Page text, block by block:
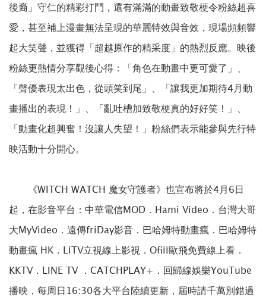
後裔」守仁的精彩打鬥，還有滿滿的動畫致敬梗令粉絲超喜
愛，甚至補上漫畫無法呈現的華麗特效與音效，現場頻頻響
起大笑聲，並獲得「超越原作的精采度」的熱烈反應。映後
粉絲更熱情分享觀後心得：「角色在動畫中更可愛了」、
「聲優表現太出色，從頭笑到尾」、「讓我更加期待4月動
畫播出的表現！」、「亂吐槽加致敬梗真的好好笑！」、
「動畫化超興奮！沒讓人失望！」粉絲們表示能參與先行特
映活動十分開心。
《WITCH WATCH 魔女守護者》也宣布將於4月6日
起，在影音平台：中華電信MOD．Hami Video．台灣大哥
大MyVideo．遠傳friDay影音．巴哈姆特動畫瘋．巴哈姆特
動畫瘋 HK．LiTV立視線上影視．Ofiii歐飛免費線上看．
KKTV．LINE TV ．CATCHPLAY+．回歸線娛樂YouTube
播映，每周日16:30各大平台陸續更新，屆時請千萬別錯過